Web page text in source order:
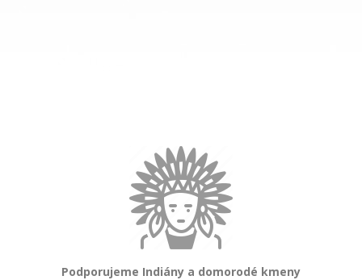
Podporujeme Indiány a domorodé kmeny